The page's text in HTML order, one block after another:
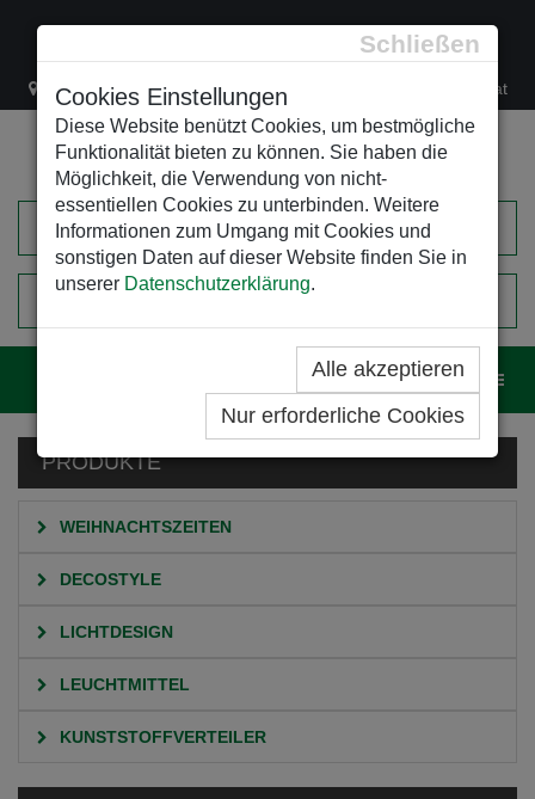
Schließen
Cookies Einstellungen
Diese Website benützt Cookies, um bestmögliche
Funktionalität bieten zu können. Sie haben die
Möglichkeit, die Verwendung von nicht-
essentiellen Cookies zu unterbinden. Weitere
Informationen zum Umgang mit Cookies und
sonstigen Daten auf dieser Website finden Sie in
unserer Datenschutzerklärung.
Alle akzeptieren
Nur erforderliche Cookies
Lacknergasse 78 +43/1/470 37 00 office@leso.at
EINKAUFSWAGEN
PRODUKTE
WEIHNACHTSZEITEN
DECOSTYLE
LICHTDESIGN
LEUCHTMITTEL
KUNSTSTOFFVERTEILER